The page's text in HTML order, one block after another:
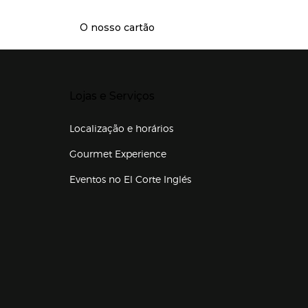
O nosso cartão
Localização e horários
Gourmet Experience
Eventos no El Corte Inglés